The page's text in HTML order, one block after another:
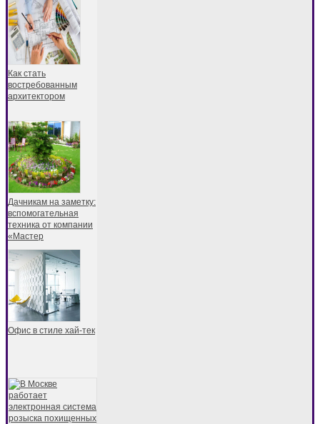
Как стать
востребованным
архитектором
Дачникам на заметку:
вспомогательная
техника от компании
«Мастер
Офис в стиле хай-тек